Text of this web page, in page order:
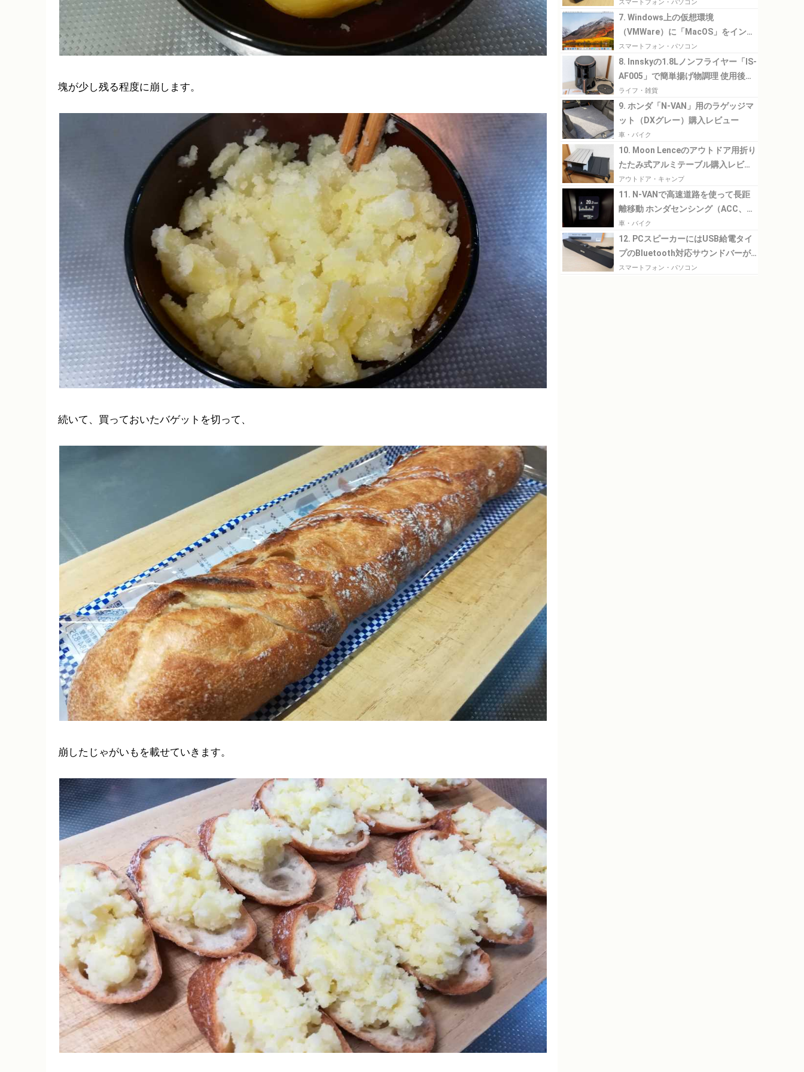
塊が少し残る程度に崩します。
続いて、買っておいたバゲットを切って、
崩したじゃがいもを載せていきます。
スマートフォン・パソコン
7. Windows上の仮想環境
（VMWare）に「MacOS」をインス
トール
スマートフォン・パソコン
8. Innskyの1.8Lノンフライヤー「IS-
AF005」で簡単揚げ物調理 使用後の
油の処理が楽になりました
ライフ・雑貨
9. ホンダ「N-VAN」用のラゲッジマ
ット（DXグレー）購入レビュー
車・バイク
10. Moon Lenceのアウトドア用折り
たたみ式アルミテーブル購入レビュ
ー
アウトドア・キャンプ
11. N-VANで高速道路を使って長距
離移動 ホンダセンシング（ACC、
LKAS）の使用感や燃費など
車・バイク
12. PCスピーカーにはUSB給電タイ
プのBluetooth対応サウンドバーが
ちょうどよい
スマートフォン・パソコン